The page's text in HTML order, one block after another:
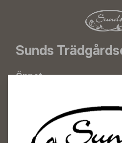
Sunds
Öppet
Söndagar Självbetjäning
Info & växel